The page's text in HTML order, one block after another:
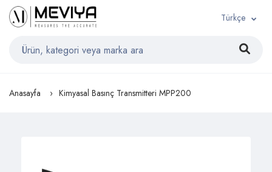
Türkçe
Anasayfa Kimyasal Basınç Transmitteri MPP200